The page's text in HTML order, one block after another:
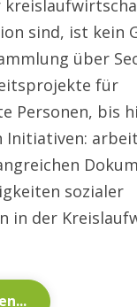
sind, ist kein
über
für
Personen, bis
Initiativen:
sozialer
in der